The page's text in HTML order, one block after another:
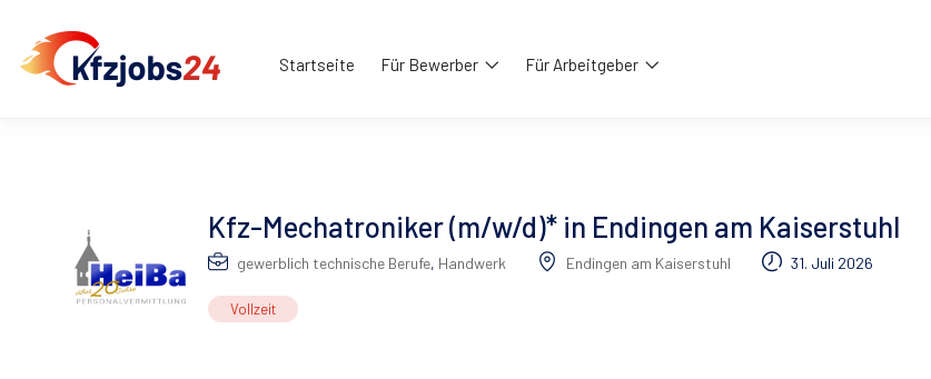
Startseite Für Bewerber Für Arbeitgeber
Kfz-Mechatroniker (m/w/d)* in Endingen am Kaiserstuhl
gewerblich technische Berufe, Handwerk Endingen am Kaiserstuhl 31. Juli 2026
Vollzeit